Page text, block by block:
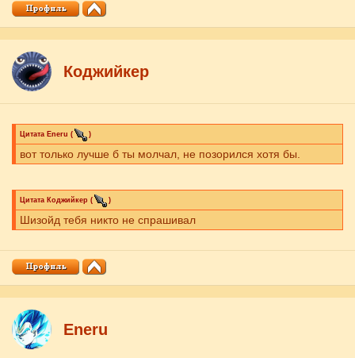
Коджийкер
Цитата Eneru ( )
вот только лучше б ты молчал, не позорился хотя бы.
Цитата Коджийкер ( )
Шизойд тебя никто не спрашивал
Eneru